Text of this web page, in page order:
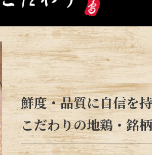
鮮度・品質に自信を
こだわりの地鶏・銘